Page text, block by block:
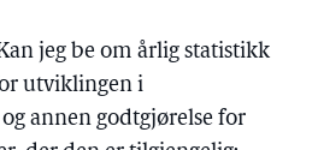
jeg be om årlig statistikk
utviklingen i
annen godtgjørelse for